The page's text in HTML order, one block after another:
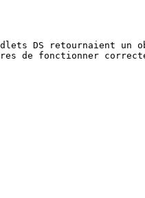
DS retournaient
de fonctionner